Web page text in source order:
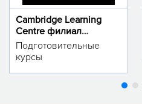
Cambridge Learning
Centre филиал
м.Тинчлик
Подготовительные
курсы